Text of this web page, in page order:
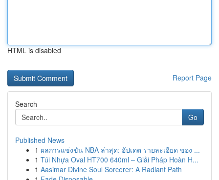
HTML is disabled
Report Page
Search
Go
Published News
1 ผลการแข่งขัน NBA ล่าสุด: อัปเดต รายละเอียด ของ ...
1 Túi Nhựa Oval HT700 640ml – Giải Pháp Hoàn H...
1 Aasimar Divine Soul Sorcerer: A Radiant Path